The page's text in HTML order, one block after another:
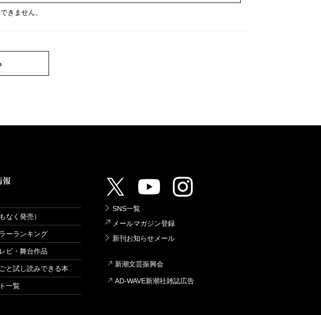
きません。
報
なく発売）
ーランキング
ビ・舞台作品
と試し読みできる本
一覧
SNS一覧
メールマガジン登録
新刊お知らせメール
新潮文芸振興会
AD-WAVE新潮社雑誌広告